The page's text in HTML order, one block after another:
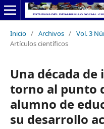
Inicio / Archivos / Vol. 3
Artículos científicos
Una década
torno al punto
alumno de
su desarrollo